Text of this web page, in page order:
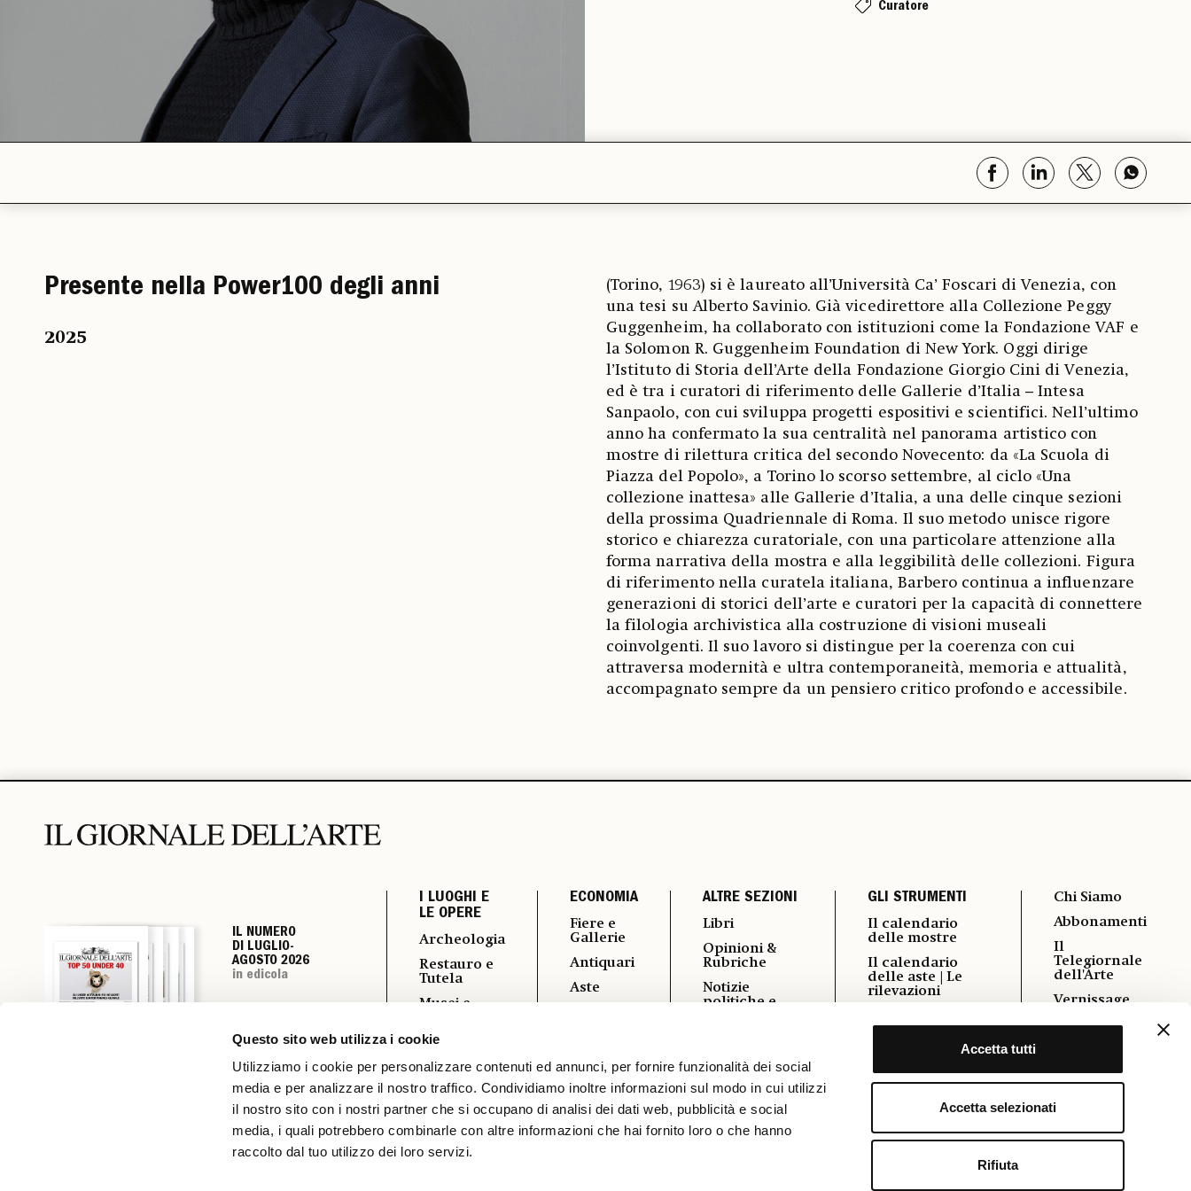
Questo sito web utilizza i cookie
Utilizziamo i cookie per personalizzare contenuti ed annunci, per fornire funzionalità dei social
media e per analizzare il nostro traffico. Condividiamo inoltre informazioni sul modo in cui utilizzi
il nostro sito con i nostri partner che si occupano di analisi dei dati web, pubblicità e social
media, i quali potrebbero combinarle con altre informazioni che hai fornito loro o che hanno
raccolto dal tuo utilizzo dei loro servizi.
Accetta tutti
Accetta selezionati
Rifiuta
Curatore
Presente nella Power100 degli anni
2025
(Torino, 1963) si è laureato all’Università Ca’ Foscari di Venezia, con
una tesi su Alberto Savinio. Già vicedirettore alla Collezione Peggy
Guggenheim, ha collaborato con istituzioni come la Fondazione VAF e
la Solomon R. Guggenheim Foundation di New York. Oggi dirige
l’Istituto di Storia dell’Arte della Fondazione Giorgio Cini di Venezia,
ed è tra i curatori di riferimento delle Gallerie d’Italia – Intesa
Sanpaolo, con cui sviluppa progetti espositivi e scientifici. Nell’ultimo
anno ha confermato la sua centralità nel panorama artistico con
mostre di rilettura critica del secondo Novecento: da «La Scuola di
Piazza del Popolo», a Torino lo scorso settembre, al ciclo «Una
collezione inattesa» alle Gallerie d’Italia, a una delle cinque sezioni
della prossima Quadriennale di Roma. Il suo metodo unisce rigore
storico e chiarezza curatoriale, con una particolare attenzione alla
forma narrativa della mostra e alla leggibilità delle collezioni. Figura
di riferimento nella curatela italiana, Barbero continua a influenzare
generazioni di storici dell’arte e curatori per la capacità di connettere
la filologia archivistica alla costruzione di visioni museali
coinvolgenti. Il suo lavoro si distingue per la coerenza con cui
attraversa modernità e ultra contemporaneità, memoria e attualità,
accompagnato sempre da un pensiero critico profondo e accessibile.
IL NUMERO
DI LUGLIO-
AGOSTO 2026
in edicola
IL NUMERO
DI LUGLIO-
AGOSTO 2026
in edicola
IL NUMERO
DI LUGLIO-
AGOSTO 2026
in edicola
IL NUMERO
DI LUGLIO-
AGOSTO 2026
in edicola
I LUOGHI E
LE OPERE
Archeologia
Restauro e
Tutela
Musei e
Turismo
ECONOMIA
Fiere e
Gallerie
Antiquari
Aste
ALTRE SEZIONI
Libri
Opinioni &
Rubriche
Notizie
politiche e
Vedere a
Vernissage
GLI STRUMENTI
Il calendario
delle mostre
Il calendario
delle aste | Le
rilevazioni
Formazione
Chi Siamo
Abbonamenti
Il
Telegiornale
dell'Arte
Vernissage
Pubblicità
Cookie &
FAQ